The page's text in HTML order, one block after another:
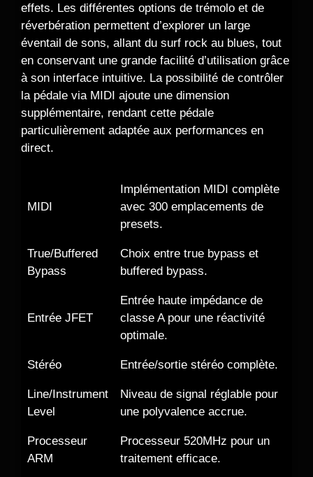
effets. Les différentes options de trémolo et de
réverbération permettent d’explorer un large
éventail de sons, allant du surf rock au blues, tout
en conservant une grande facilité d’utilisation grâce
à son interface intuitive. La possibilité de contrôler
la pédale via MIDI ajoute une dimension
supplémentaire, rendant cette pédale
particulièrement adaptée aux performances en
direct.
MIDI
Implémentation MIDI complète
avec 300 emplacements de
presets.
True/Buffered
Bypass
Choix entre true bypass et
buffered bypass.
Entrée JFET
Entrée haute impédance de
classe A pour une réactivité
optimale.
Stéréo Entrée/sortie stéréo complète.
Line/Instrument
Level
Niveau de signal réglable pour
une polyvalence accrue.
Processeur
ARM
Processeur 520MHz pour un
traitement efficace.